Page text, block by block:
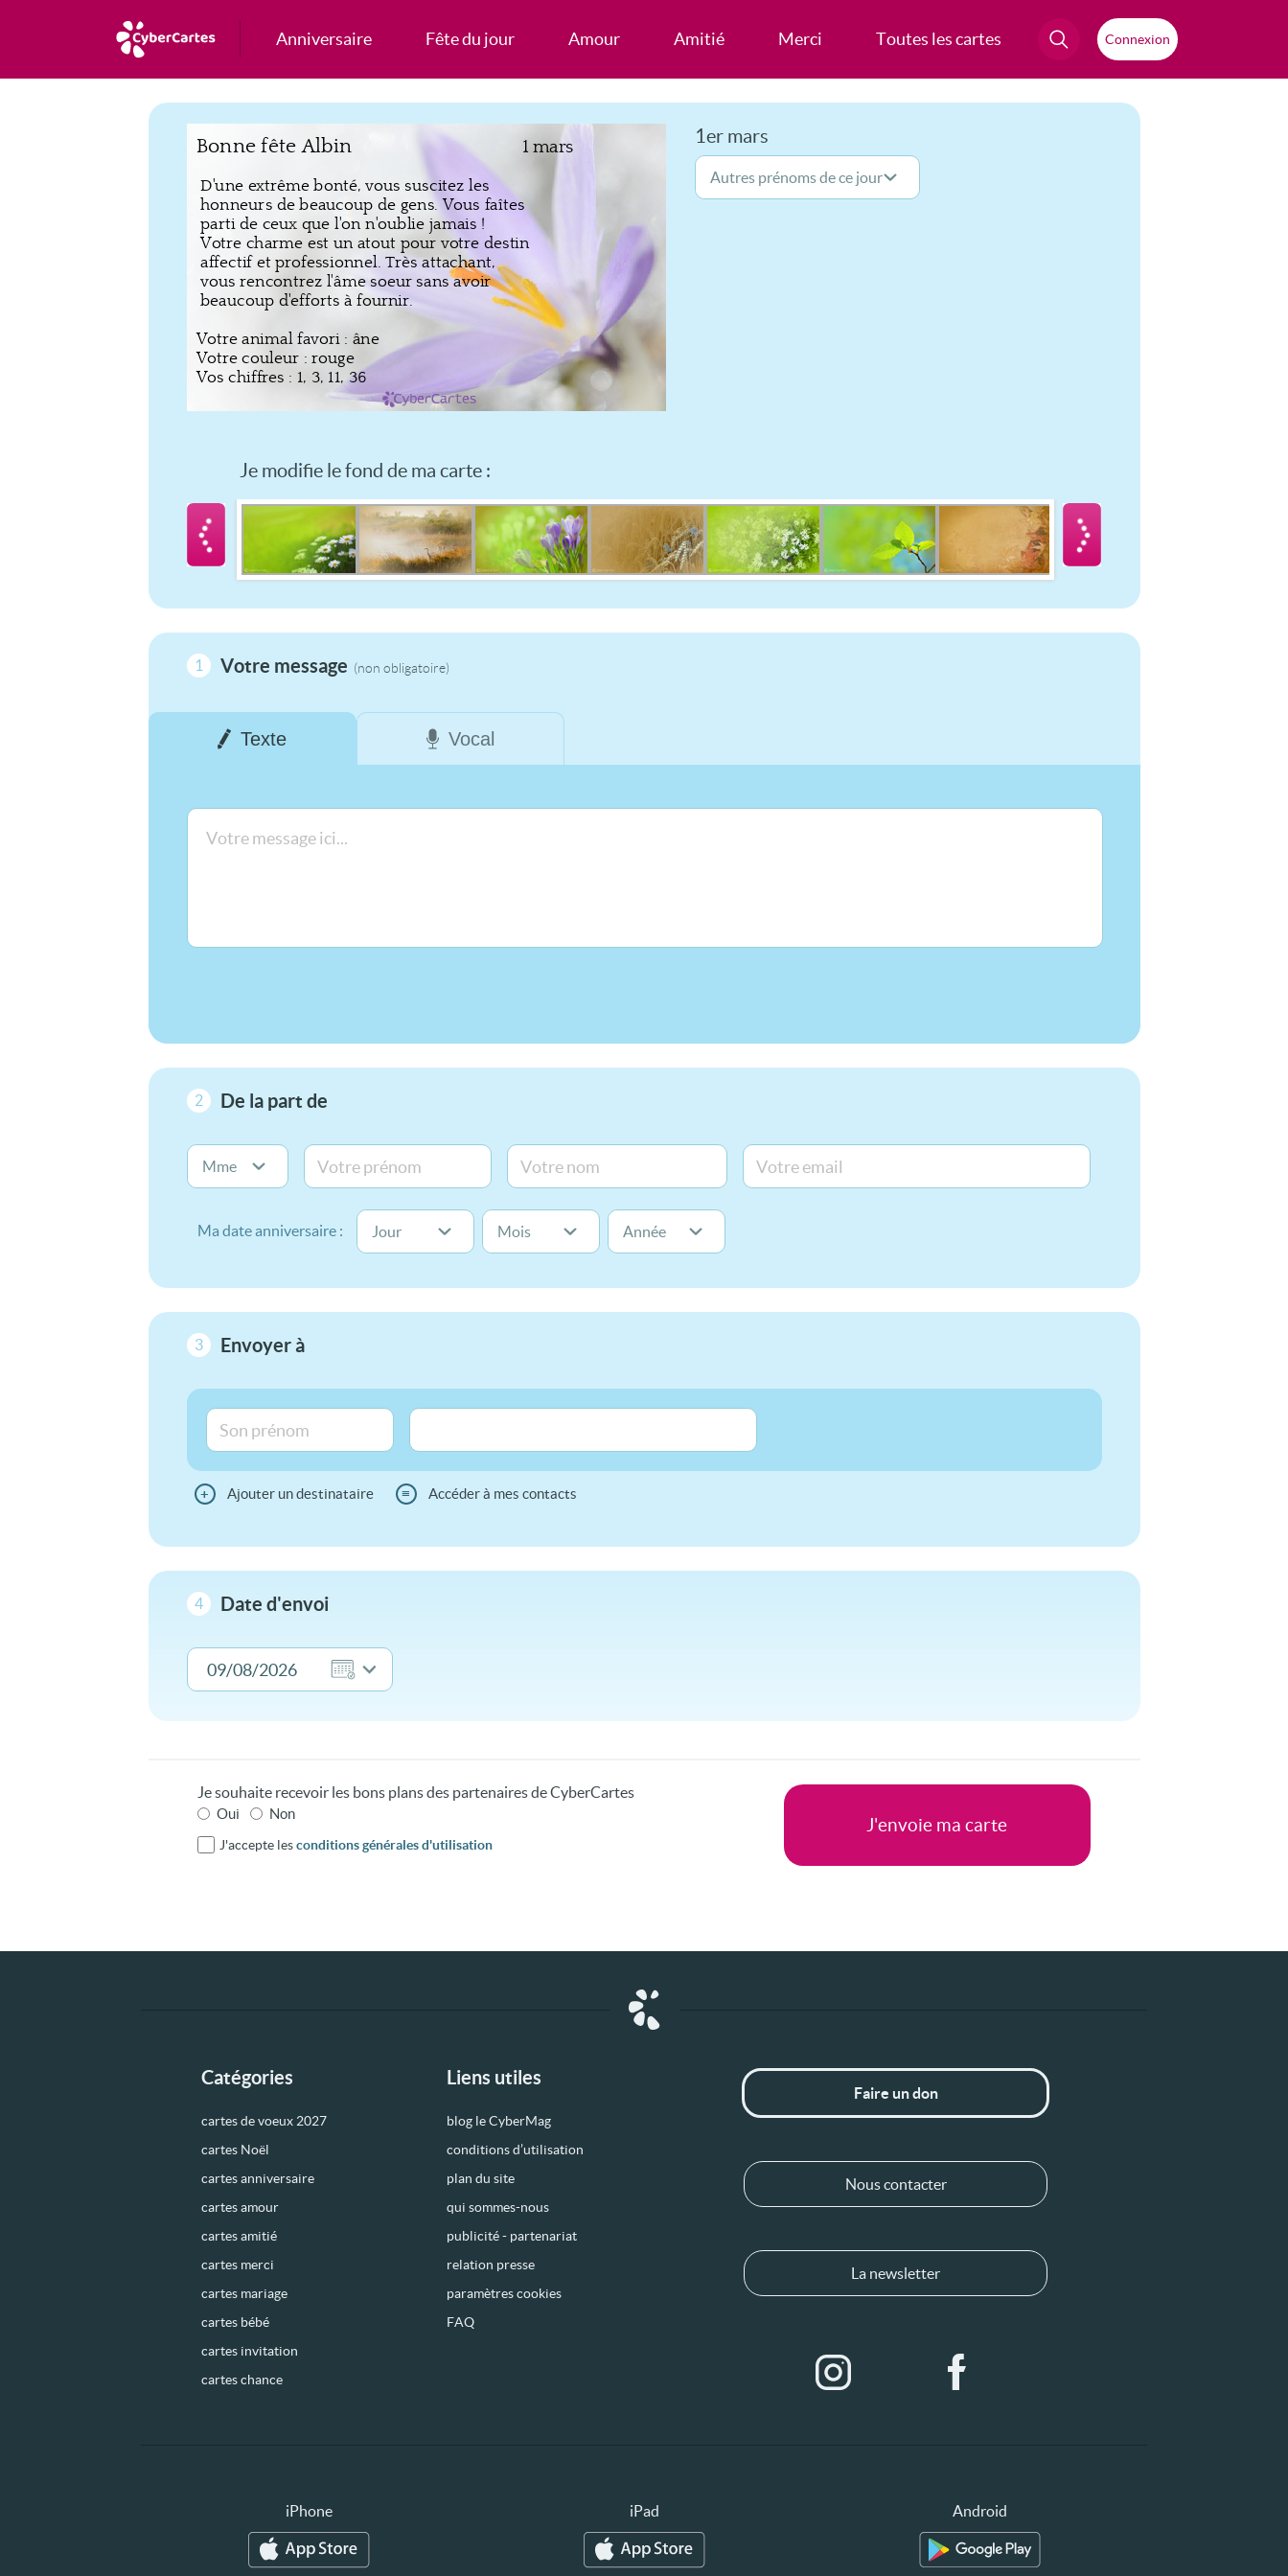
Anniversaire Fête du jour Amour Amitié Merci Toutes les cartes Connexion
1er mars
Je modifie le fond de ma carte :
1 Votre message (non obligatoire)
Texte Vocal
2 De la part de
Ma date anniversaire :
3 Envoyer à
+ Ajouter un destinataire ≡ Accéder à mes contacts
4 Date d'envoi
Je souhaite recevoir les bons plans des partenaires de CyberCartes
Oui Non
J'accepte lesconditions générales d'utilisation
Catégories
cartes de voeux 2027
cartes Noël
cartes anniversaire
cartes amour
cartes amitié
cartes merci
cartes mariage
cartes bébé
cartes invitation
cartes chance
Liens utiles
blog le CyberMag
conditions d’utilisation
plan du site
qui sommes-nous
publicité - partenariat
relation presse
paramètres cookies
FAQ
Faire un don
Nous contacter
La newsletter
iPhone iPad Android